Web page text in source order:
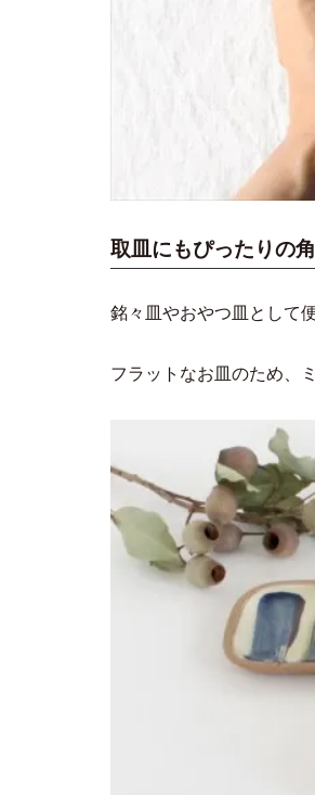
取皿にもぴったりの
銘々皿やおやつ皿として
フラットなお皿のため、